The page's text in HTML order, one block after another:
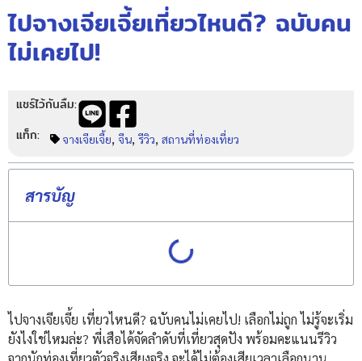
ไปจางเจียเจี้ยเที่ยวไหนดี? ฉบับคน
ไม่เคยไป!
แชร์ไว้กันลืม:
แท็ก:
จางเจียเจี้ย, จีน, รีวิว, สถานที่ท่องเที่ยว
สารบัญ
ไปจางเจียเจี้ย เที่ยวไหนดี? ฉบับคนไม่เคยไป! เลือกไม่ถูก ไม่รู้จะเริ่ม
ยังไงใช่ไหมล่ะ? พี่เสือได้จัดลำดับที่เที่ยวสุดปัง พร้อมคะแนนรีวิว